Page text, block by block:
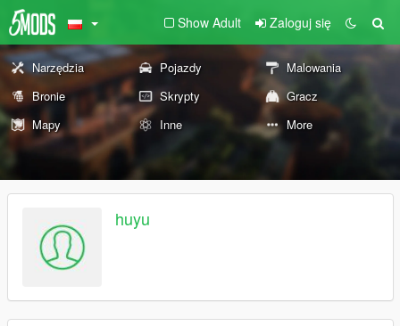
Show Adult Zaloguj się
Narzędzia Pojazdy
Malowania
Bronie
Skrypty
Gracz
Mapy
Inne More
huyu